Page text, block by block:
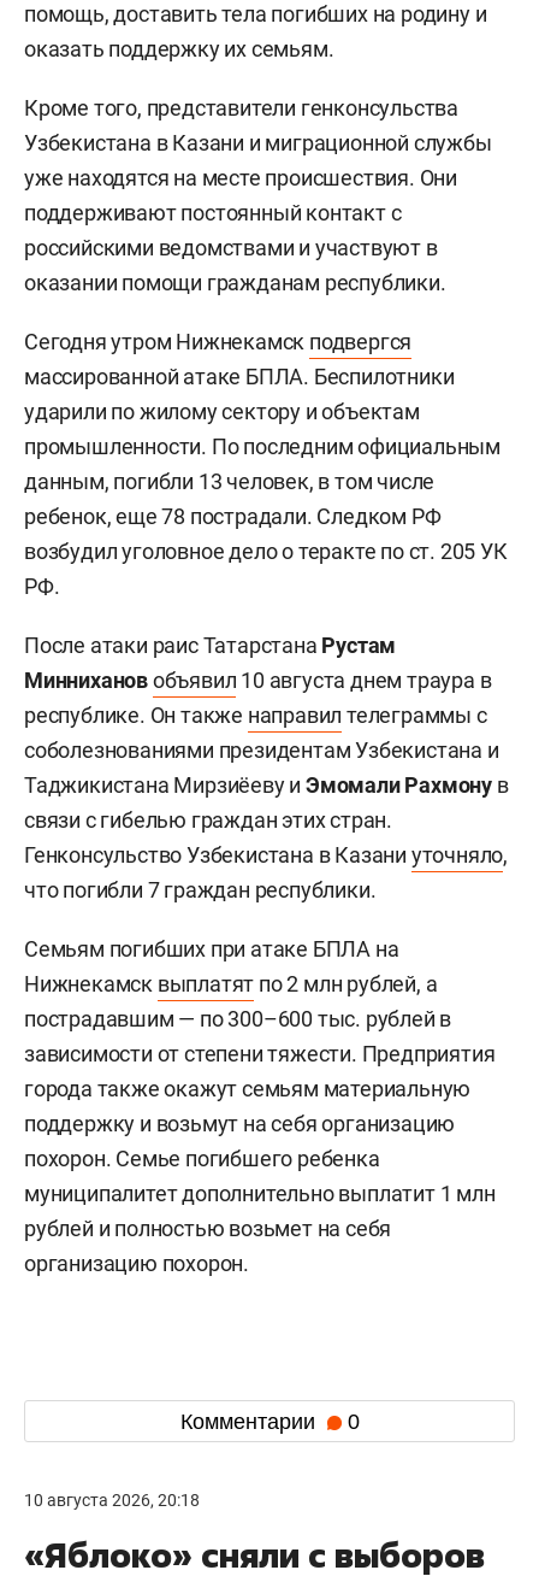
помощь, доставить тела погибших на родину и
оказать поддержку их семьям.
Кроме того, представители генконсульства
Узбекистана в Казани и миграционной службы
уже находятся на месте происшествия. Они
поддерживают постоянный контакт с
российскими ведомствами и участвуют в
оказании помощи гражданам республики.
Сегодня утром Нижнекамск подвергся
массированной атаке БПЛА. Беспилотники
ударили по жилому сектору и объектам
промышленности. По последним официальным
данным, погибли 13 человек, в том числе
ребенок, еще 78 пострадали. Следком РФ
возбудил уголовное дело о теракте по ст. 205 УК
РФ.
После атаки раис Татарстана Рустам
Миннихановобъявил 10 августа днем траура в
республике. Он также направил телеграммы с
соболезнованиями президентам Узбекистана и
Таджикистана Мирзиёеву иЭмомали Рахмону в
связи с гибелью граждан этих стран.
Генконсульство Узбекистана в Казани уточняло,
что погибли 7 граждан республики.
Семьям погибших при атаке БПЛА на
Нижнекамск выплатят по 2 млн рублей, а
пострадавшим — по 300–600 тыс. рублей в
зависимости от степени тяжести. Предприятия
города также окажут семьям материальную
поддержку и возьмут на себя организацию
похорон. Семье погибшего ребенка
муниципалитет дополнительно выплатит 1 млн
рублей и полностью возьмет на себя
организацию похорон.
Комментарии 0
10 августа 2026, 20:18
«Яблоко» сняли с выборов